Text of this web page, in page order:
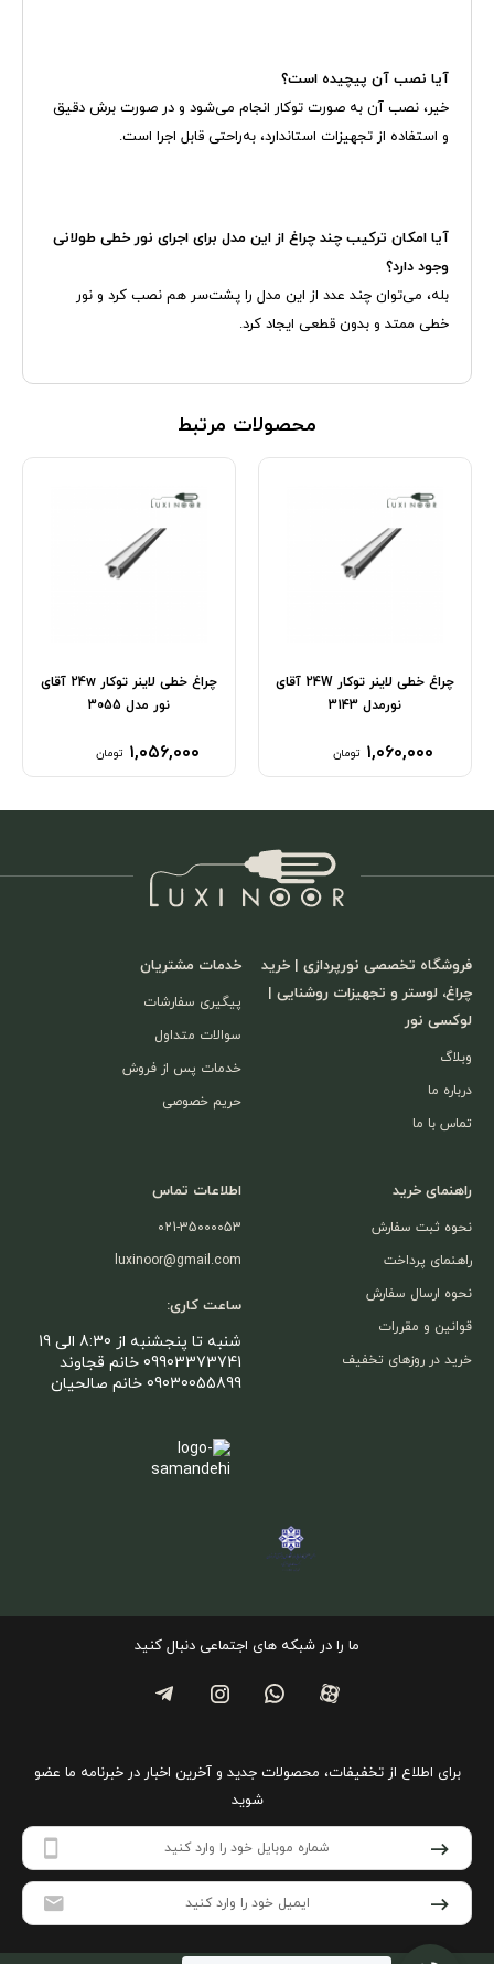
آیا نصب آن پیچیده است؟
خیر، نصب آن به صورت توکار انجام می‌شود و در صورت برش دقیق
و استفاده از تجهیزات استاندارد، به‌راحتی قابل اجرا است.
آیا امکان ترکیب چند چراغ از این مدل برای اجرای نور خطی طولانی
وجود دارد؟
بله، می‌توان چند عدد از این مدل را پشت‌سر هم نصب کرد و نور
خطی ممتد و بدون قطعی ایجاد کرد.
محصولات مرتبط
چراغ خطی لاینر توکار 24W آقای
نورمدل 3143
۱,۰۶۰,۰۰۰ تومان
چراغ خطی لاینر توکار 24w آقای
نور مدل 3055
۱,۰۵۶,۰۰۰ تومان
فروشگاه تخصصی نورپردازی | خرید
چراغ، لوستر و تجهیزات روشنایی |
لوکسی نور
وبلاگ
درباره ما
تماس با ما
خدمات مشتریان
پیگیری سفارشات
سوالات متداول
خدمات پس از فروش
حریم خصوصی
راهنمای خرید
نحوه ثبت سفارش
راهنمای پرداخت
نحوه ارسال سفارش
قوانین و مقررات
خرید در روزهای تخفیف
اطلاعات تماس
021-35000053
luxinoor@gmail.com
ساعت کاری:
شنبه تا پنجشنبه از 8:30 الی 19
09903373741 خانم قجاوند
09030055899 خانم صالحیان
ما را در شبکه های اجتماعی دنبال کنید
برای اطلاع از تخفیفات، محصولات جدید و آخرین اخبار در خبرنامه ما عضو
شوید